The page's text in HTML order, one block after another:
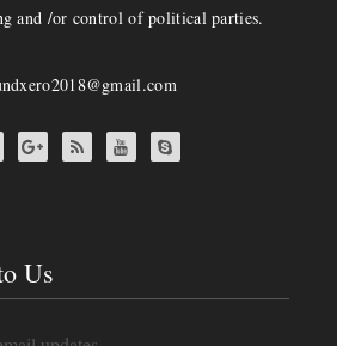
and /or control of political parties.
Us